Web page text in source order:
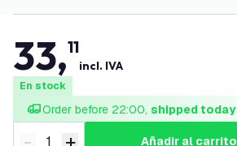
33,11
incl. IVA
En stock
Order before 22:00, shipped today
añadir al carrito